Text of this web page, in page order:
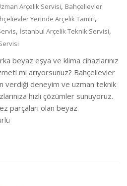
Arçelik Servisi, Bahçelievler
Yerinde Arçelik Tamiri,
, İstanbul Arçelik Teknik Servisi,
beyaz eşya ve klima cihazlarınız
mi arıyorsunuz? Bahçelievler
verdiği deneyim ve uzman teknik
hızlı çözümler sunuyoruz.
parçaları olan beyaz